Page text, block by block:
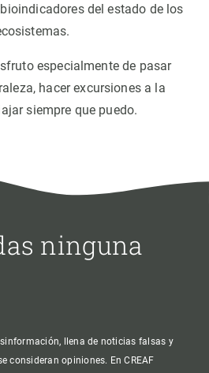
del estado de los
especialmente de pasar
hacer excursiones a la
siempre que puedo.
ninguna
llena de noticias falsas y
consideran opiniones. En CREAF